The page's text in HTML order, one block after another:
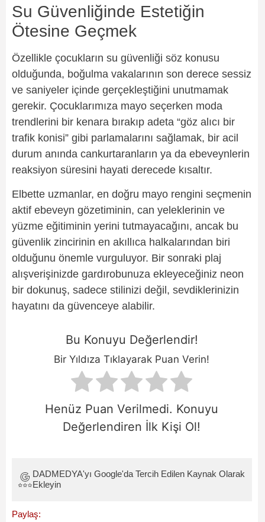
Su Güvenliğinde Estetiğin
Ötesine Geçmek
Özellikle çocukların su güvenliği söz konusu
olduğunda, boğulma vakalarının son derece sessiz
ve saniyeler içinde gerçekleştiğini unutmamak
gerekir. Çocuklarımıza mayo seçerken moda
trendlerini bir kenara bırakıp adeta “göz alıcı bir
trafik konisi” gibi parlamalarını sağlamak, bir acil
durum anında cankurtaranların ya da ebeveynlerin
reaksiyon süresini hayati derecede kısaltır.
Elbette uzmanlar, en doğru mayo rengini seçmenin
aktif ebeveyn gözetiminin, can yeleklerinin ve
yüzme eğitiminin yerini tutmayacağını, ancak bu
güvenlik zincirinin en akıllıca halkalarından biri
olduğunu önemle vurguluyor. Bir sonraki plaj
alışverişinizde gardırobunuza ekleyeceğiniz neon
bir dokunuş, sadece stilinizi değil, sevdiklerinizin
hayatını da güvenceye alabilir.
Bu Konuyu Değerlendir!
Bir Yıldıza Tıklayarak Puan Verin!
Henüz Puan Verilmedi. Konuyu
Değerlendiren İlk Kişi Ol!
DADMEDYA'yı Google'da Tercih Edilen Kaynak Olarak
Ekleyin
Paylaş: